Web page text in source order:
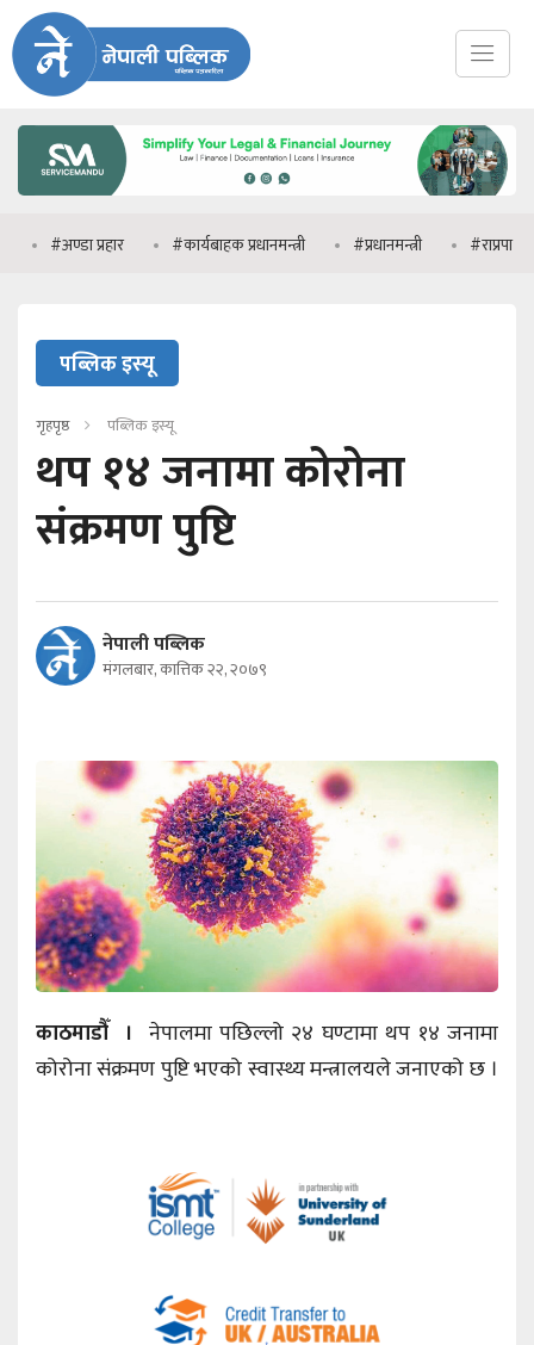
प्रहार #कार्यबाहक प्रधानमन्त्री #प्रधानमन्त्री #राप्रपा
पब्लिक इस्यू
गृहपृष्ठ पब्लिक इस्यू
थप १४ जनामा कोरोना
संक्रमण पुष्टि
नेपाली पब्लिक
मंगलबार, कात्तिक २२, २०७९
काठमाडौँ । नेपालमा पछिल्लो २४ घण्टामा थप १४ जनामा
कोरोना संक्रमण पुष्टि भएको स्वास्थ्य मन्त्रालयले जनाएको छ ।